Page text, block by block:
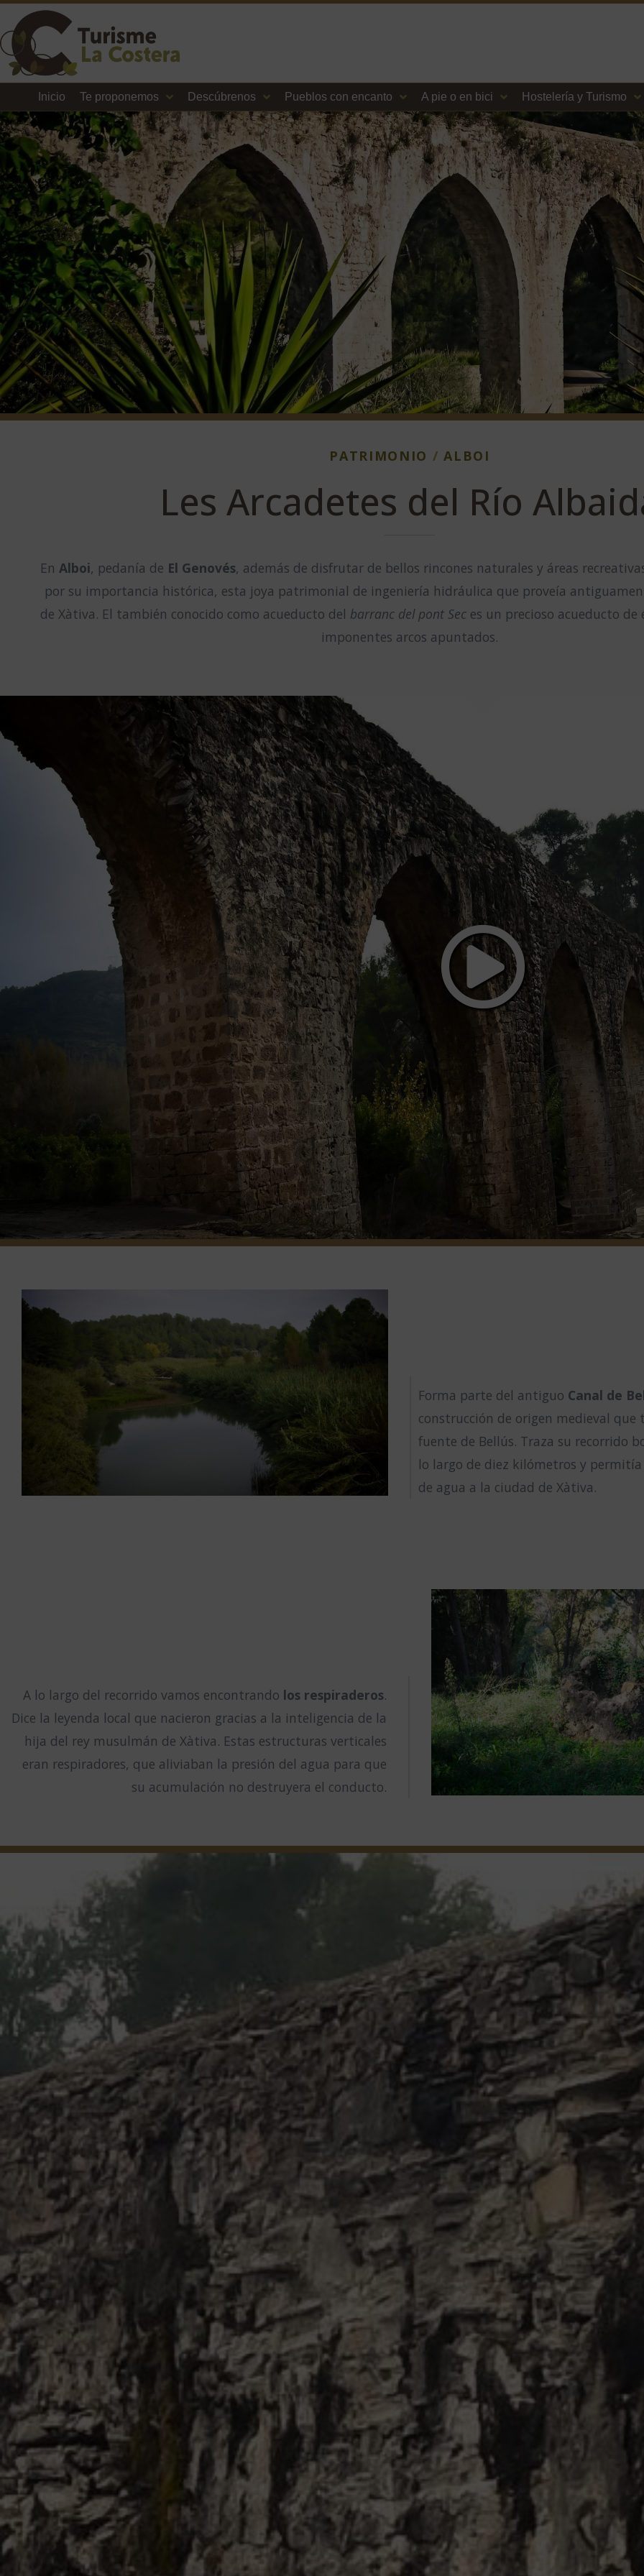
Inicio Te proponemos Descúbrenos Pueblos con encanto A pie o en bici Hostelería y Turismo
PATRIMONIO /ALBOI
Les Arcadetes del Río
En Alboi, pedanía de El Genovés, además de disfrutar de bellos rincones naturales y áreas
por su importancia histórica, esta joya patrimonial de ingeniería hidráulica que proveía
de Xàtiva. El también conocido como acueducto del barranc del pont Sec es un precioso acueducto de
imponentes arcos apuntados.
Forma parte del antiguo Canal de
construcción de origen medieval que
fuente de Bellús. Traza su recorrido
lo largo de diez kilómetros y
de agua a la ciudad de Xàtiva.
A lo largo del recorrido vamos encontrando los respiraderos.
Dice la leyenda local que nacieron gracias a la inteligencia de la
hija del rey musulmán de Xàtiva. Estas estructuras verticales
eran respiradores, que aliviaban la presión del agua para que
su acumulación no destruyera el conducto.